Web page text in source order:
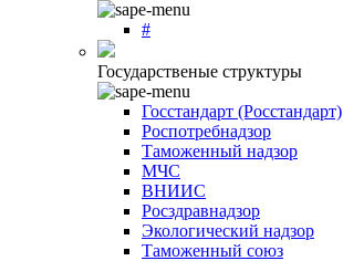
#
Государственые структуры
Госстандарт (Росстандарт)
Роспотребнадзор
Таможенный надзор
МЧС
ВНИИС
Росздравнадзор
Экологический надзор
Таможенный союз